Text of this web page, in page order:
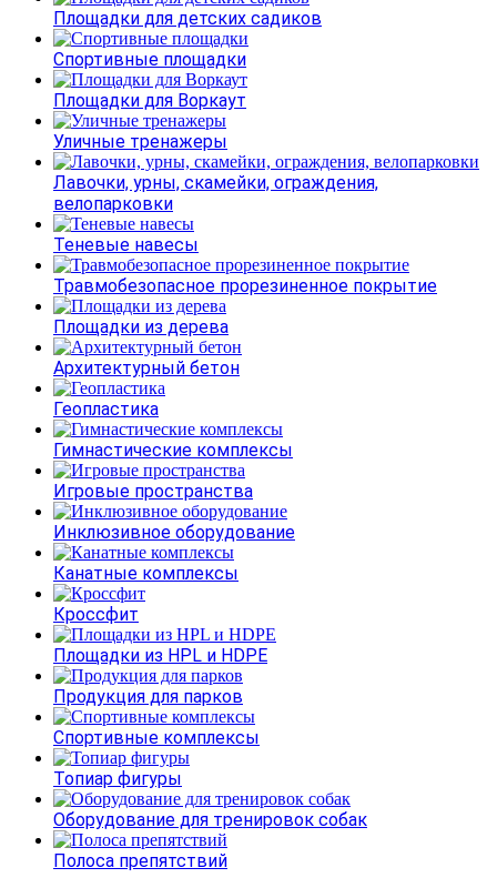
Площадки для детских садиков
Спортивные площадки
Площадки для Воркаут
Уличные тренажеры
Лавочки, урны, скамейки, ограждения,
велопарковки
Теневые навесы
Травмобезопасное прорезиненное покрытие
Площадки из дерева
Архитектурный бетон
Геопластика
Гимнастические комплексы
Игровые пространства
Инклюзивное оборудование
Канатные комплексы
Кроссфит
Площадки из HPL и HDPE
Продукция для парков
Спортивные комплексы
Топиар фигуры
Оборудование для тренировок собак
Полоса препятствий